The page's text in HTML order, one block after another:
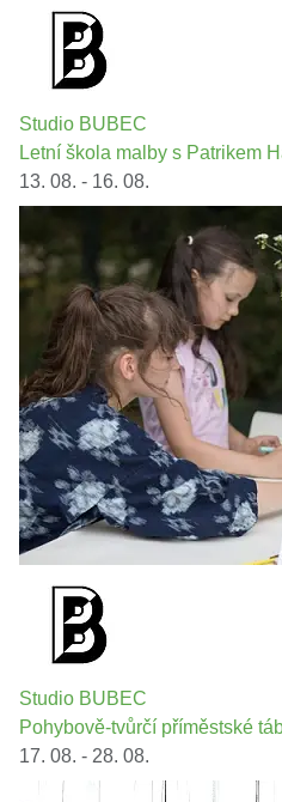
Studio BUBEC
Letní škola malby s Patrikem
13. 08. - 16. 08.
Studio BUBEC
Pohybově-tvůrčí příměstské
17. 08. - 28. 08.